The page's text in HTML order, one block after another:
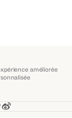
améliorée